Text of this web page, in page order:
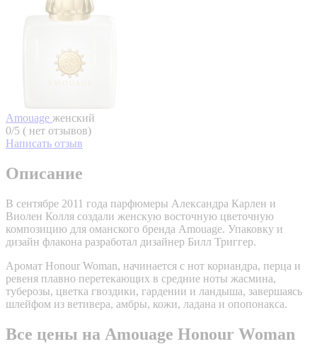
Amouage женский
0/5 ( нет отзывов)
Написать отзыв
Описание
В сентябре 2011 года парфюмеры Александра Карлен и
Виолен Колля создали женскую восточную цветочную
композицию для оманского бренда Amouage. Упаковку и
дизайн флакона разработал дизайнер Билл Триггер.
Аромат Honour Woman, начинается с нот кориандра, перца и
ревеня плавно перетекающих в средние ноты жасмина,
туберозы, цветка гвоздики, гардении и ландыша, завершаясь
шлейфом из ветивера, амбры, кожи, ладана и опопонакса.
Все цены на Amouage Honour Woman